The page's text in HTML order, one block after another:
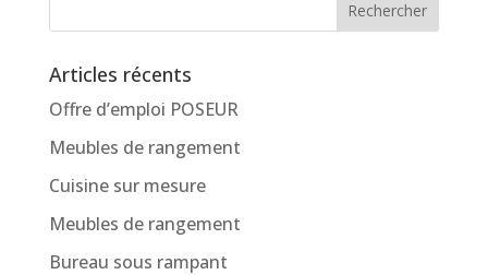
Articles récents
Offre d’emploi POSEUR
Meubles de rangement
Cuisine sur mesure
Meubles de rangement
Bureau sous rampant